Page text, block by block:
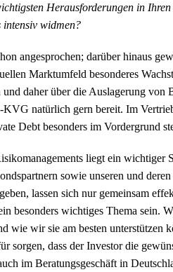
Herausforderungen in
intensiv widmen?
angesprochen; darüber hinaus
Marktumfeld besonderes
daher über die Auslagerung von
natürlich gern bereit. Im
Debt besonders im Vordergrund
liegt ein wichtiger
sowie unseren und
lassen sich nur gemeinsam
besonders wichtiges Thema sein.
wie wir sie am besten
sorgen, dass der Investor die
im Beratungsgeschäft in